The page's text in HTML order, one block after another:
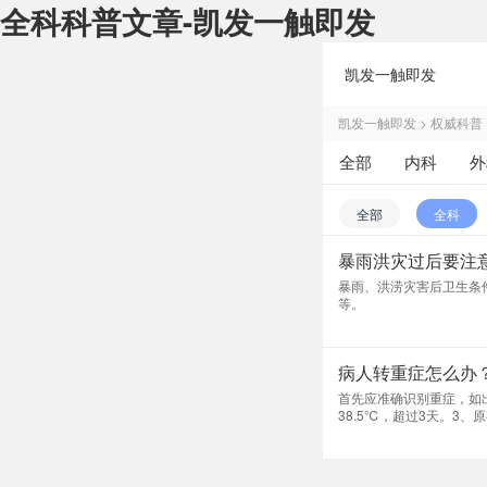
全科科普文章-凯发一触即发
凯发一触即发
凯发一触即发 > 权威科普
全部 内科
中医科
医学影
全部 全科
暴雨洪灾过后要注
暴雨、洪涝灾害后卫生
等。
病人转重症怎么办
首先应准确识别重症，
38.5℃，超过3天。3、原